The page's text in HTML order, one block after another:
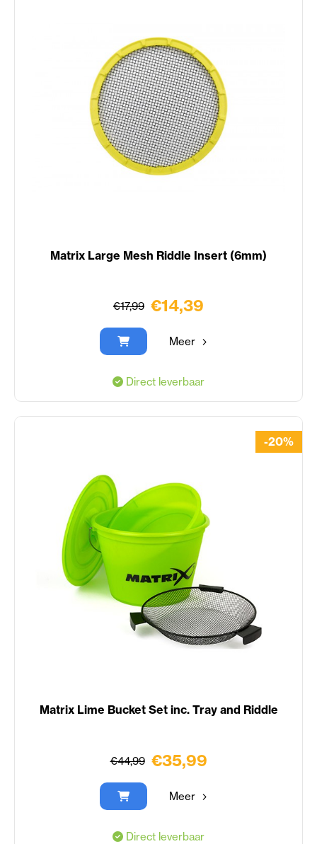
Matrix Large Mesh Riddle Insert (6mm)
€17,99 €14,39
Meer
Direct leverbaar
Matrix Lime Bucket Set inc. Tray and Riddle
€44,99
-20%
€35,99
Meer
Direct leverbaar